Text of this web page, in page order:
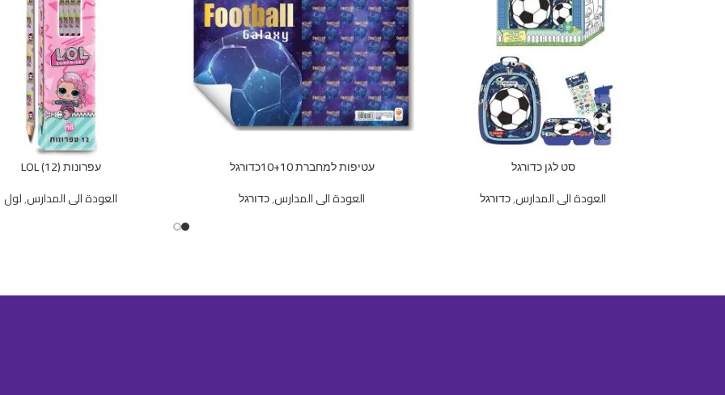
סט לגן כדורגל
العودة الى المدارس,כדורגל
עטיפות למחברת 10+10כדורגל
العودة الى المدارس,כדורגל
עפרונות (12) LOL
العودة الى المدارس,لول